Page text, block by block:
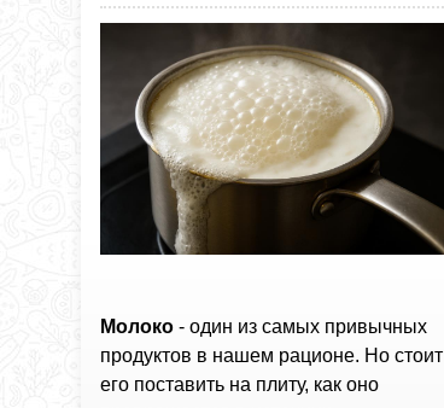
Молоко - один из самых привычных
продуктов в нашем рационе. Но стоит
его поставить на плиту, как оно